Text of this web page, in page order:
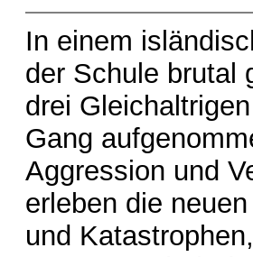
In einem
der Schule brutal
drei
Gang
Aggression und
erleben die
und